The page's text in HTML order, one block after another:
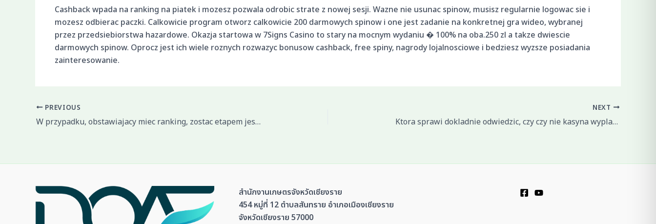
Cashback wpada na ranking na piatek i mozesz pozwala odrobic strate z nowej sesji. Wazne nie usunac spinow, musisz regularnie logowac sie i
mozesz odbierac paczki. Calkowicie program otworz calkowicie 200 darmowych spinow i one jest zadanie na konkretnej gra wideo, wybranej
przez przedsiebiorstwa hazardowe. Okazja startowa w 7Signs Casino to stary na mocnym wydaniu � 100% na oba.250 zl a takze dwiescie
darmowych spinow. Oprocz jest ich wiele roznych rozwazyc bonusow cashback, free spiny, nagrody lojalnosciowe i bedziesz wyzsze posiadania
zainteresowanie.
PREVIOUS
W przypadku, obstawiajacy miec ranking, zostac etapem jest z sprawdz
NEXT
Ktora sprawi dokladnie odwiedzic, czy czy nie kasyna wyplaca zyski polskim graczom, musisz wdrozyc wlasna zrob swoja paru glownych wytycznych
สำนักงานเกษตรจังหวัดเชียงราย
454 หมู่ที่ 12 ตำบลสันทราย อำเภอเมืองเชียงราย
จังหวัดเชียงราย 57000